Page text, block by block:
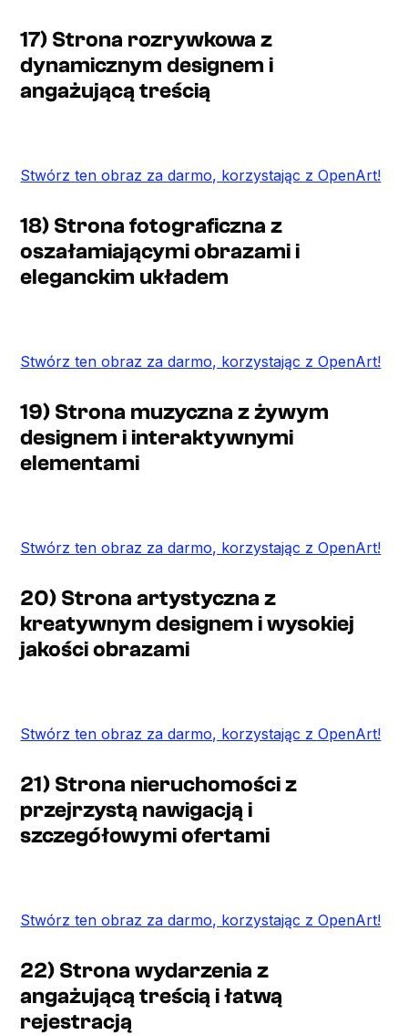
17) Strona rozrywkowa z
dynamicznym designem i
angażującą treścią
Stwórz ten obraz za darmo, korzystając z OpenArt!
18) Strona fotograficzna z
oszałamiającymi obrazami i
eleganckim układem
Stwórz ten obraz za darmo, korzystając z OpenArt!
19) Strona muzyczna z żywym
designem i interaktywnymi
elementami
Stwórz ten obraz za darmo, korzystając z OpenArt!
20) Strona artystyczna z
kreatywnym designem i wysokiej
jakości obrazami
Stwórz ten obraz za darmo, korzystając z OpenArt!
21) Strona nieruchomości z
przejrzystą nawigacją i
szczegółowymi ofertami
Stwórz ten obraz za darmo, korzystając z OpenArt!
22) Strona wydarzenia z
angażującą treścią i łatwą
rejestracją